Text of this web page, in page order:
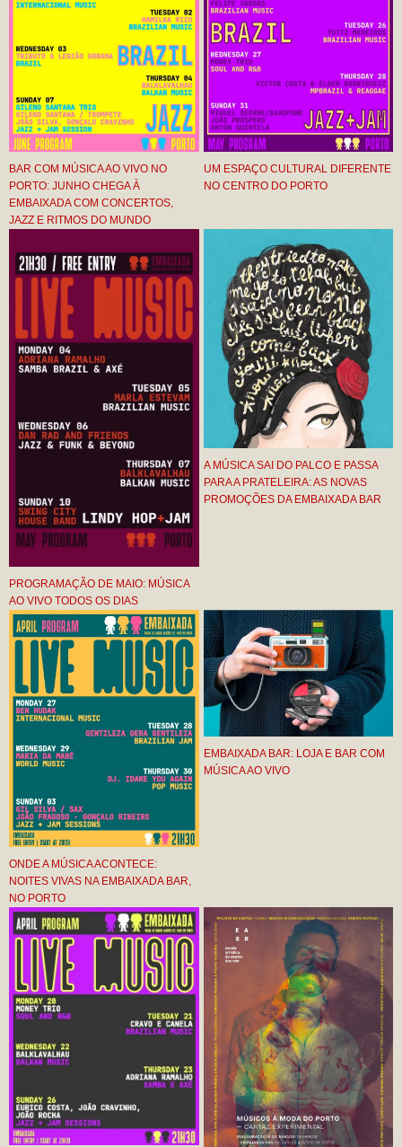
BAR COM MÚSICA AO VIVO NO
PORTO: JUNHO CHEGA À
EMBAIXADA COM CONCERTOS,
JAZZ E RITMOS DO MUNDO
UM ESPAÇO CULTURAL DIFERENTE
NO CENTRO DO PORTO
PROGRAMAÇÃO DE MAIO: MÚSICA
AO VIVO TODOS OS DIAS
A MÚSICA SAI DO PALCO E PASSA
PARA A PRATELEIRA: AS NOVAS
PROMOÇÕES DA EMBAIXADA BAR
ONDE A MÚSICA ACONTECE:
NOITES VIVAS NA EMBAIXADA BAR,
NO PORTO
EMBAIXADA BAR: LOJA E BAR COM
MÚSICA AO VIVO